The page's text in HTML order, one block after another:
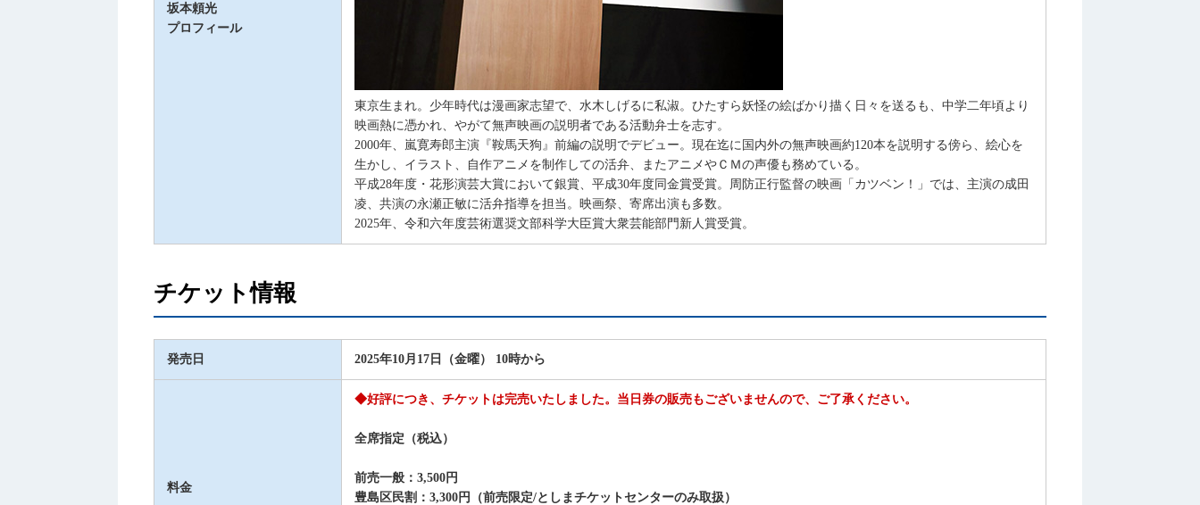
坂本頼光
プロフィール
東京生まれ。少年時代は漫画家志望で、水木しげるに私淑。ひたすら妖怪の絵ばかり描く日々を送るも、中学二年頃より
映画熱に憑かれ、やがて無声映画の説明者である活動弁士を志す。
2000年、嵐寛寿郎主演『鞍馬天狗』前編の説明でデビュー。現在迄に国内外の無声映画約120本を説明する傍ら、絵心を
生かし、イラスト、自作アニメを制作しての活弁、またアニメやＣＭの声優も務めている。
平成28年度・花形演芸大賞において銀賞、平成30年度同金賞受賞。周防正行監督の映画「カツベン！」では、主演の成田
凌、共演の永瀬正敏に活弁指導を担当。映画祭、寄席出演も多数。
2025年、令和六年度芸術選奨文部科学大臣賞大衆芸能部門新人賞受賞。
チケット情報
発売日 2025年10月17日（金曜） 10時から
料金
◆好評につき、チケットは完売いたしました。当日券の販売もございませんので、ご了承ください。
全席指定（税込）
前売一般：3,500円
豊島区民割：3,300円（前売限定/としまチケットセンターのみ取扱）